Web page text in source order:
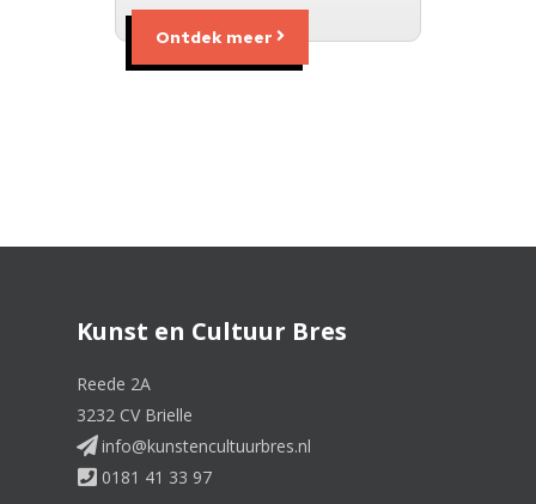
Ontdek meer
Kunst en Cultuur Bres
Reede 2A
3232 CV Brielle
info@kunstencultuurbres.nl
0181 41 33 97